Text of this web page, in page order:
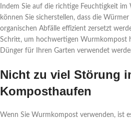
Indem Sie auf die richtige Feuchtigkeit
können Sie sicherstellen, dass die
organischen Abfälle effizient zersetzt
Schritt, um hochwertigen Wurmkompost
Dünger für Ihren Garten verwendet
Nicht zu viel Störung
Komposthaufen
Wenn Sie Wurmkompost verwenden, ist